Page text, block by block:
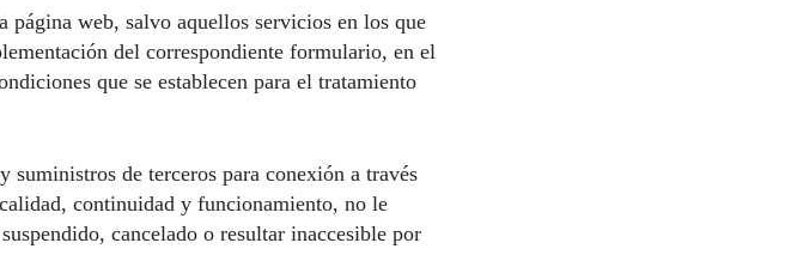
web, salvo aquellos servicios en los que
del correspondiente formulario, en el
que se establecen para el tratamiento
suministros de terceros para conexión a través
continuidad y funcionamiento, no le
cancelado o resultar inaccesible por